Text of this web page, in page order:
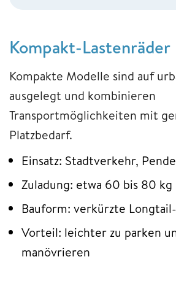
Kompakt-Lastenräder
Kompakte Modelle sind auf
ausgelegt und kombinieren
Transportmöglichkeiten mit
Platzbedarf.
Einsatz: Stadtverkehr,
Zuladung: etwa 60 bis 80 kg
Bauform: verkürzte
Vorteil: leichter zu parken
manövrieren